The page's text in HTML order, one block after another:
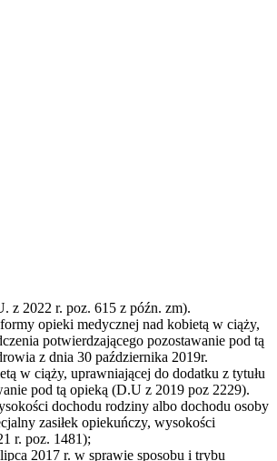
z 2022 r. poz. 615 z późn. zm).
opieki medycznej nad kobietą w ciąży,
potwierdzającego pozostawanie pod tą
z dnia 30 października 2019r.
w ciąży, uprawniającej do dodatku z tytułu
pod tą opieką (D.U z 2019 poz 2229).
dochodu rodziny albo dochodu osoby
zasiłek opiekuńczy, wysokości
r. poz. 1481);
2017 r. w sprawie sposobu i trybu